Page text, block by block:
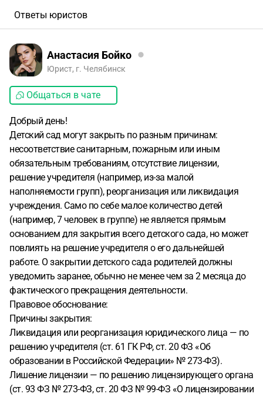
Ответы юристов
Анастасия Бойко
Юрист, г. Челябинск
Общаться в чате
Добрый день!
Детский сад могут закрыть по разным причинам:
несоответствие санитарным, пожарным или иным
обязательным требованиям, отсутствие лицензии,
решение учредителя (например, из-за малой
наполняемости групп), реорганизация или ликвидация
учреждения. Само по себе малое количество детей
(например, 7 человек в группе) не является прямым
основанием для закрытия всего детского сада, но может
повлиять на решение учредителя о его дальнейшей
работе. О закрытии детского сада родителей должны
уведомить заранее, обычно не менее чем за 2 месяца до
фактического прекращения деятельности.
Правовое обоснование:
Причины закрытия:
Ликвидация или реорганизация юридического лица — по
решению учредителя (ст. 61 ГК РФ, ст. 20 ФЗ «Об
образовании в Российской Федерации» № 273-ФЗ).
Лишение лицензии — по решению лицензирующего органа
(ст. 93 ФЗ № 273-ФЗ, ст. 20 ФЗ № 99-ФЗ «О лицензировании